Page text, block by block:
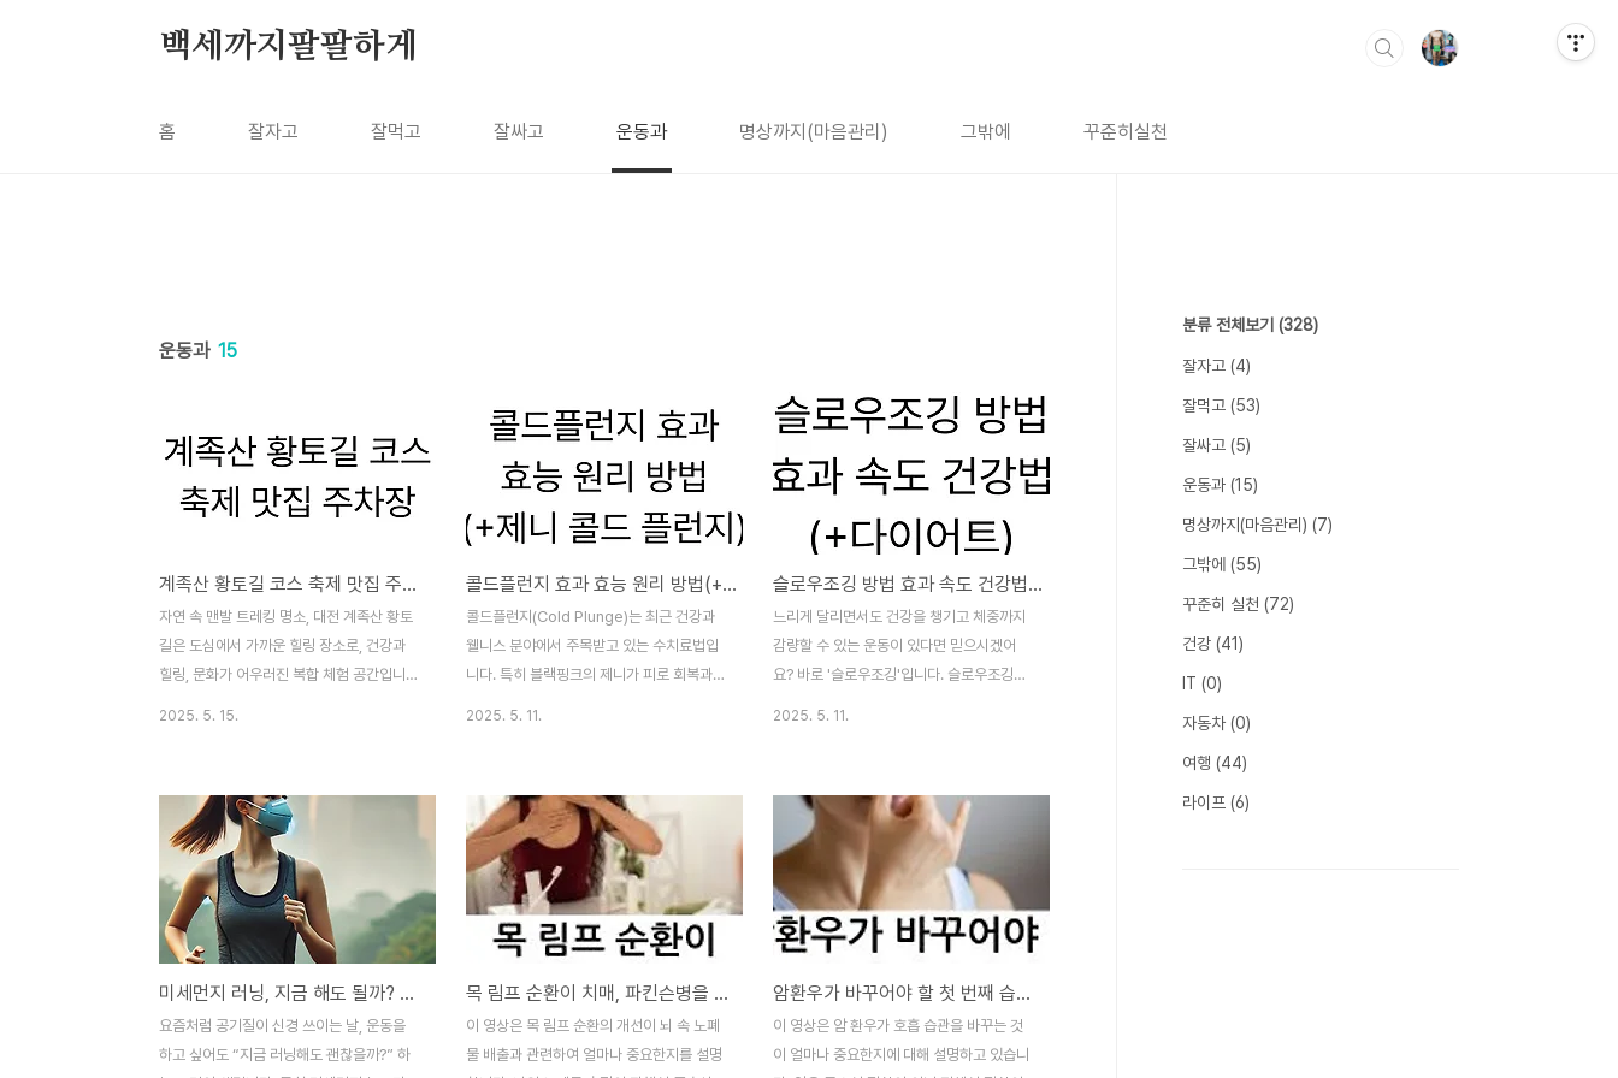
백세까지팔팔하게
홈 잘자고 잘먹고 잘싸고 운동과 명상까지(마음관리) 그밖에 꾸준히실천
운동과 15
계족산 황토길 코스 축제 맛집 주차장
자연 속 맨발 트레킹 명소, 대전 계족산 황토
길은 도심에서 가까운 힐링 장소로, 건강과
힐링, 문화가 어우러진 복합 체험 공간입니
14.5km. 하지만 자신의 체력에 맞춰 다양하
게 코스를 선택할 수 있어 초보자부터 숙련자
까지 모두 즐길 수 있습니다.초보자 코스장동
산림욕장 → 정자 → 출렁다리거리 약
3.5km, 왕복 약 1시간~1시간 20분완만한
경사와 나무 그늘, 족욕장 및 벤치 완비전 구
간 트레킹 코스장동산림욕장 → 음악당 → 숲
속쉼터 순환거리 약 14.5km, 소요시간
3~4시간유산소 운동 및 스트레스 해소에 최
2025. 5. 15.
콜드플런지 효과 효능 원리 방법(+제니 콜드 플런지)
콜드플런지(Cold Plunge)는 최근 건강과
웰니스 분야에서 주목받고 있는 수치료법입
니다. 특히 블랙핑크의 제니가 피로 회복과
지란? 콜드플런지(Cold Plunge)는 섭씨
10도 이하의 차가운 물에 일정 시간 몸을 담
그는 수치료법으로, 국내에서는 ‘냉탕요법’
혹은 ‘차가운 수치료’라고도 불립니다. 유럽,
북미에서는 오래전부터 엘리트 선수들과 재
활 클리닉에서 활용되어 왔고, 최근에는 일반
인, 특히 웰니스 트렌드에 민감한 2030 여성
층과 4050 건강 중시 세대까지 폭넓게 확산
되고 있습니다. 블랙핑크 제니가 평소 자기
2025. 5. 11.
슬로우조깅 방법 효과 속도 건강법(+다이어트)
느리게 달리면서도 건강을 챙기고 체중까지
감량할 수 있는 운동이 있다면 믿으시겠어
요? 바로 '슬로우조깅'입니다. 슬로우조깅은
다.✅ 슬로우조깅이란? 슬로우조깅(Slow
Jogging)은 일본의 히로아키 다나카 박사
가 개발한 운동법으로, 말 그대로 '느리게 달
리는' 운동입니다. 걷기보다 약간 빠르고 조
깅보다는 훨씬 느린 속도로, 시속 4~6km의
가능한 정도의 속도로 천천히 뛰며, 운동 초
보자도 부담 없이 시작할 수 있는 점이 가장
큰 장점입니다. 이 운동법의 핵심은 페이스
2025. 5. 11.
미세먼지 러닝, 지금 해도 될까? 건강한 운동법 정리
요즘처럼 공기질이 신경 쓰이는 날, 운동을
하고 싶어도 “지금 러닝해도 괜찮을까?” 하
목 림프 순환이 치매, 파킨슨병을 예방해 줍니다
이 영상은 목 림프 순환의 개선이 뇌 속 노폐
물 배출과 관련하여 얼마나 중요한지를 설명
암환우가 바꾸어야 할 첫 번째 습관은 바로 호흡이다
이 영상은 암 환우가 호흡 습관을 바꾸는 것
이 얼마나 중요한지에 대해 설명하고 있습니
분류 전체보기 (328)
잘자고 (4)
잘먹고 (53)
잘싸고 (5)
운동과 (15)
명상까지(마음관리) (7)
그밖에 (55)
꾸준히 실천 (72)
건강 (41)
IT (0)
자동차 (0)
여행 (44)
라이프 (6)